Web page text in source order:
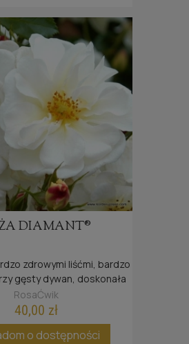
DIAMANT®
zdrowymi liśćmi, bardzo
gęsty dywan, doskonała
publicznych.
RosaĆwik
40,00 zł
o dostępności